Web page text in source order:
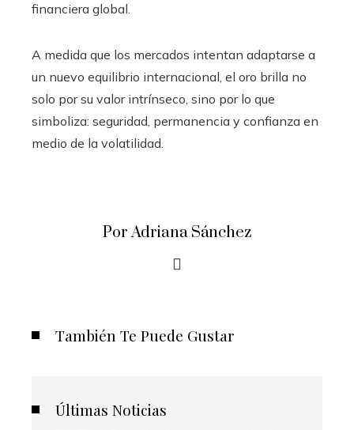
financiera global.
A medida que los mercados intentan adaptarse a
un nuevo equilibrio internacional, el oro brilla no
solo por su valor intrínseco, sino por lo que
simboliza: seguridad, permanencia y confianza en
medio de la volatilidad.
Por Adriana Sánchez
También Te Puede Gustar
Últimas Noticias